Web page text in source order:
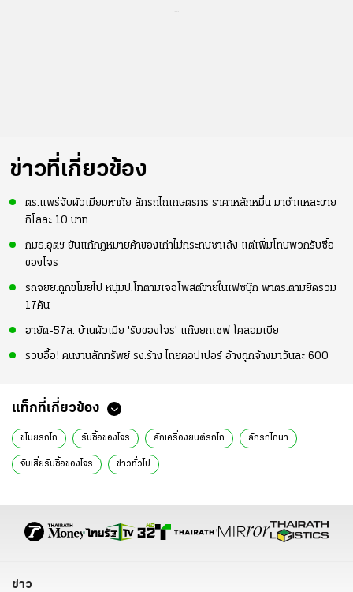
ข่าวที่เกี่ยวข้อง
ตร.แพร่จับผัวเมียมหาภัย ลักรถไถเกษตรกร ราคาหลักหมื่น มาชำแหละขาย
กิโลละ 10 บาท
กมธ.อุตฯ ยันแก้กฎหมายค้าของเก่าไม่กระทบซาเล้ง แต่เพิ่มโทษพวกรับซื้อ
ของโจร
รถจยย.ถูกขโมยไป หนุ่มป.โทตามเจอโพสต์ขายในเฟซบุ๊ก พาตร.ตามยึดรวม
17คัน
อายัด-57ล. บ้านผัวเมีย 'รับของโจร' แก๊งยกเซฟ โคลอมเบีย
รวบอื้อ! คนงานลักทรัพย์ รง.ร้าง ไทยคอปเปอร์ อ้างถูกจ้างมาวันละ 600
แท็กที่เกี่ยวข้อง
ขโมยรถไถ รับซื้อของโจร ลักเครื่องยนต์รถไถ ลักรถไถนา
จับเสี่ยรับซื้อของโจร ข่าวทั่วไป
ข่าว